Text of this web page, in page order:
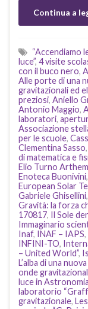
Continua a
“Accendiamo
luce”, 4 visite
con il buco nero,
Alle porte di una
gravitazionali ed
preziosi, Aniello
Antonio Maggio,
laboratori,
Associazione
per le scuole,
Clementina Sasso,
di matematica e
Elio Turno
Enoteca Buonivini,
European Solar
Gabriele Ghisellini,
Gravità: la forza
170817, Il Sole
Immaginario
Inaf, INAF – IAPS,
INFINI-TO,
– United World”,
L’alba di una
onde
luce in Astronomia
laboratorio
gravitazionale,